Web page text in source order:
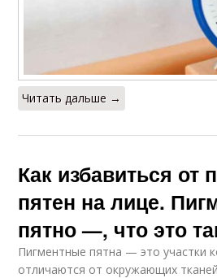
Читать дальше →
Как избавиться от
пятен на лице.
пятно —, что это
Пигментные пятна — это участки
отличаются от окружающих